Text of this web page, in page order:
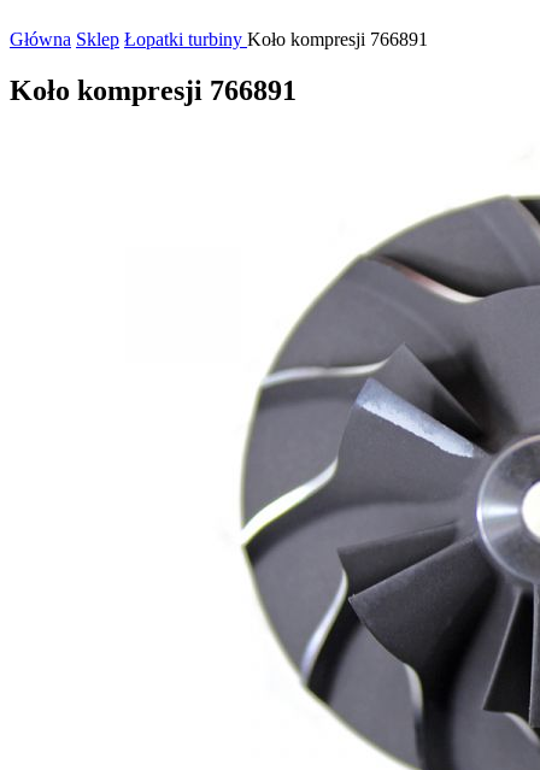
Główna Sklep Łopatki turbiny Koło kompresji 766891
Koło kompresji 766891